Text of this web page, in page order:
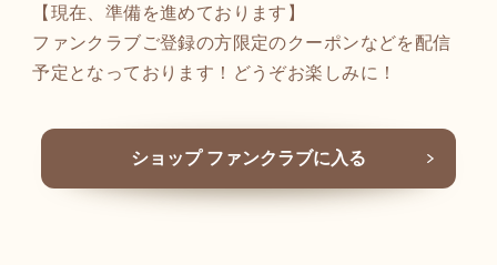
【現在、準備を進めております】
ファンクラブご登録の方限定のクーポンなどを配信
予定となっております！どうぞお楽しみに！
ショップ ファンクラブに入る